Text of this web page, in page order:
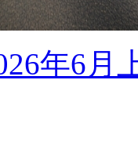
年6月